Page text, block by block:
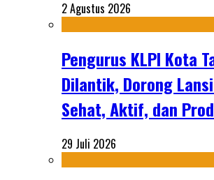
2 Agustus 2026
Pengurus KLPI Kota
Dilantik, Dorong
Sehat, Aktif, dan
29 Juli 2026